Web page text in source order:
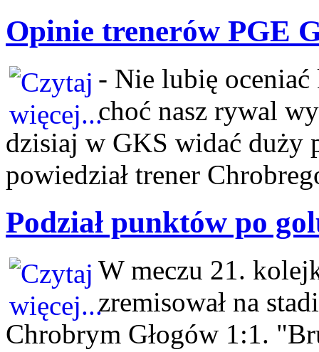
Opinie trenerów PGE
- Nie lubię oceniać
choć nasz rywal
dzisiaj w GKS widać duży
powiedział trener
Podział punktów po
W meczu 21.
zremisował na
Chrobrym Głogów 1:1.